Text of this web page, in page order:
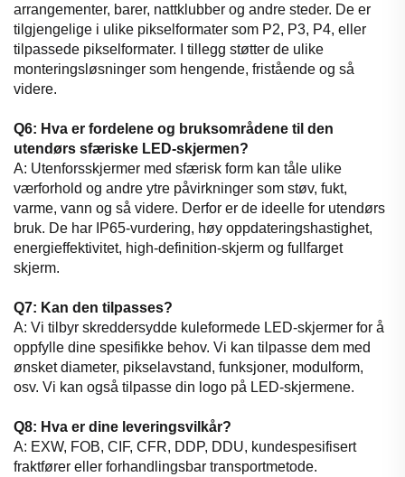
arrangementer, barer, nattklubber og andre steder. De er
tilgjengelige i ulike pikselformater som P2, P3, P4, eller
tilpassede pikselformater. I tillegg støtter de ulike
monteringsløsninger som hengende, fristående og så
videre.
Q6: Hva er fordelene og bruksområdene til den
utendørs sfæriske LED-skjermen?
A: Utenforsskjermer med sfærisk form kan tåle ulike
værforhold og andre ytre påvirkninger som støv, fukt,
varme, vann og så videre. Derfor er de ideelle for utendørs
bruk. De har IP65-vurdering, høy oppdateringshastighet,
energieffektivitet, high-definition-skjerm og fullfarget
skjerm.
Q7: Kan den tilpasses?
A: Vi tilbyr skreddersydde kuleformede LED-skjermer for å
oppfylle dine spesifikke behov. Vi kan tilpasse dem med
ønsket diameter, pikselavstand, funksjoner, modulform,
osv. Vi kan også tilpasse din logo på LED-skjermene.
Q8: Hva er dine leveringsvilkår?
A: EXW, FOB, CIF, CFR, DDP, DDU, kundespesifisert
fraktfører eller forhandlingsbar transportmetode.